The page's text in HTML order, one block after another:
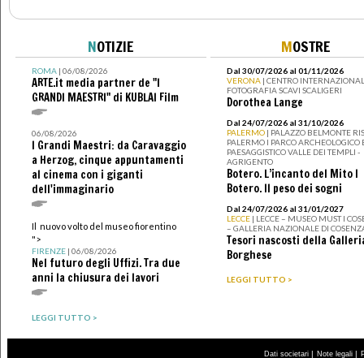
NOTIZIE
ROMA| 06/08/2026
ARTE.it media partner de "I
GRANDI MAESTRI" di KUBLAI Film
06/08/2026
I Grandi Maestri: da Caravaggio
a Herzog, cinque appuntamenti
al cinema con i giganti
dell'immaginario
Il nuovo volto del museo fiorentino
">
FIRENZE| 06/08/2026
Nel futuro degli Uffizi. Tra due
anni la chiusura dei lavori
LEGGI TUTTO >
MOSTRE
Dal 30/07/2026 al 01/11/2026
VERONA | CENTRO
FOTOGRAFIA SCAVI SCALIGERI
Dorothea Lange
Dal 24/07/2026 al 31/10/2026
PALERMO | PALAZZO BELMONTE
PALERMO I PARCO ARCHEOLOGICO
PAESAGGISTICO VALLE DEI TEMPLI -
AGRIGENTO
Botero. L’incanto del Mito I
Botero. Il peso dei sogni
Dal 24/07/2026 al 31/01/2027
LECCE | LECCE – MUSEO MUST I
– GALLERIA NAZIONALE DI
Tesori nascosti della
Borghese
LEGGI TUTTO >
Dati societari | Note legali |